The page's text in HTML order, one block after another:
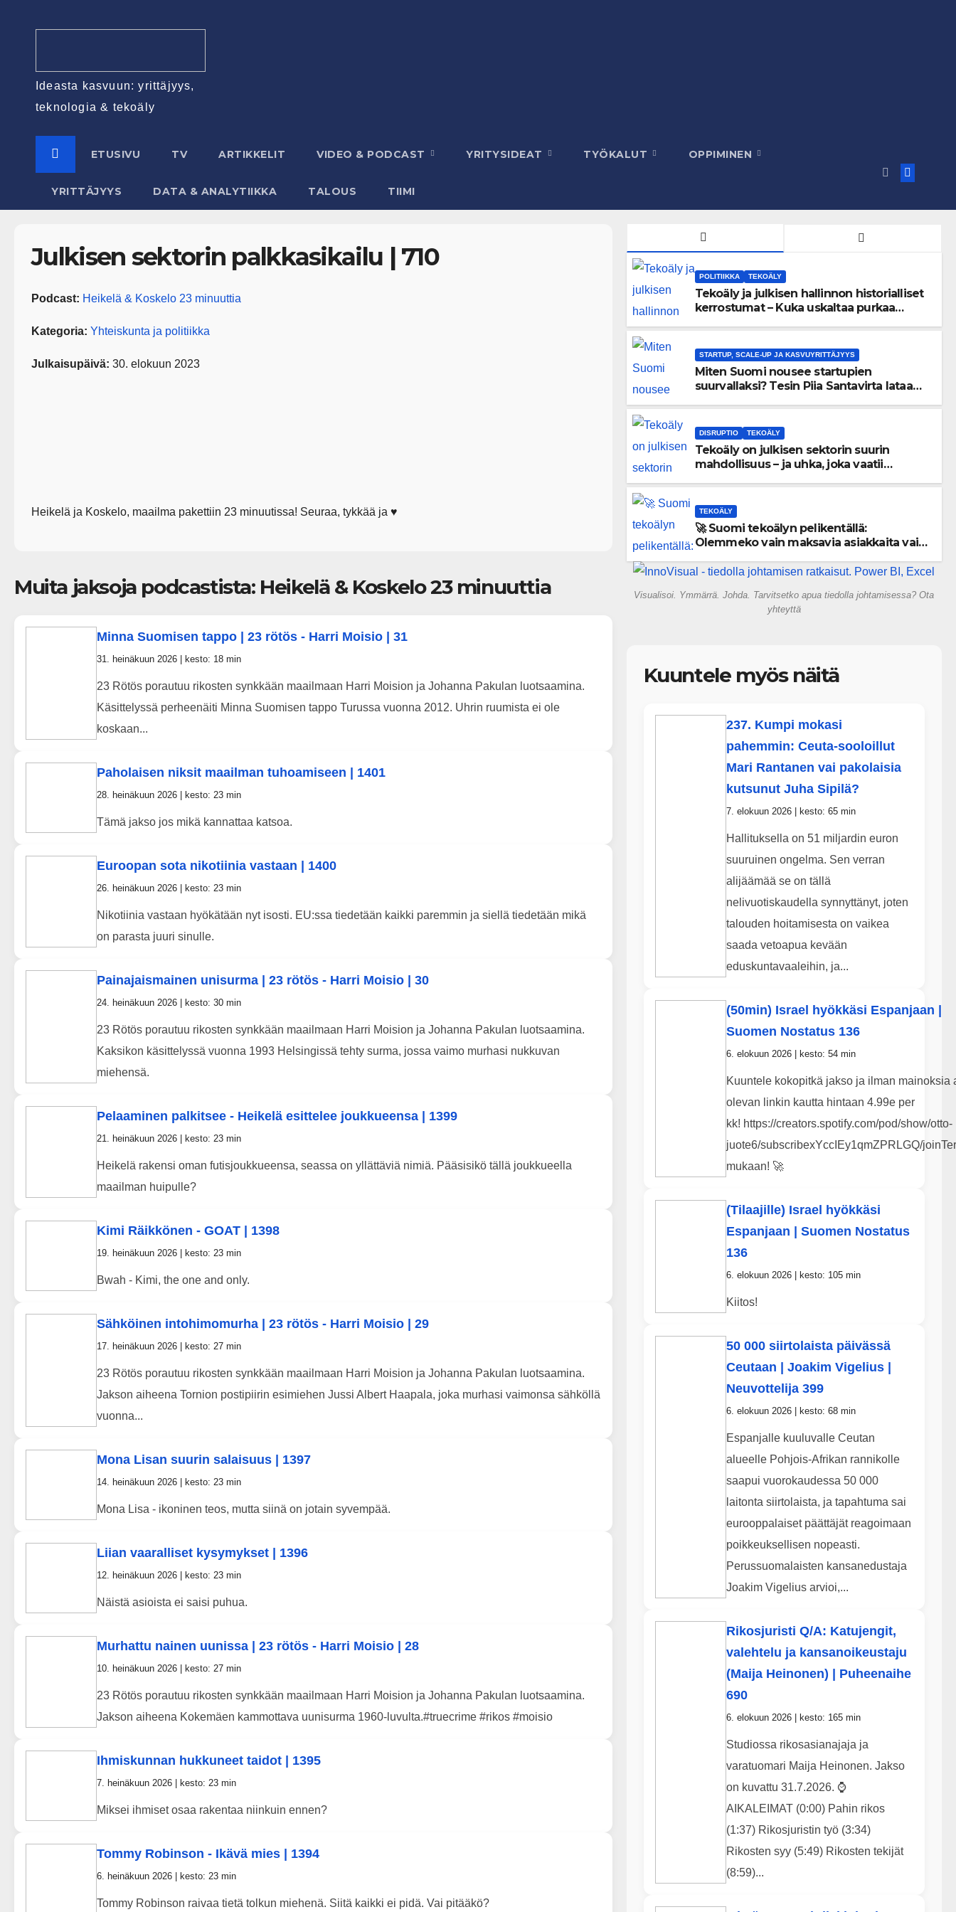
Ideasta kasvuun: yrittäjyys,
teknologia & tekoäly
ETUSIVU TV ARTIKKELIT VIDEO & PODCAST YRITYSIDEAT TYÖKALUT OPPIMINEN
YRITTÄJYYS DATA & ANALYTIIKKA TALOUS TIIMI
Julkisen sektorin palkkasikailu | 710
Podcast: Heikelä & Koskelo 23 minuuttia
Kategoria: Yhteiskunta ja politiikka
Julkaisupäivä: 30. elokuun 2023
Heikelä ja Koskelo, maailma pakettiin 23 minuutissa! Seuraa, tykkää ja ♥️
Muita jaksoja podcastista: Heikelä & Koskelo 23 minuuttia
Minna Suomisen tappo | 23 rötös - Harri Moisio | 31
31. heinäkuun 2026 | kesto: 18 min
23 Rötös porautuu rikosten synkkään maailmaan Harri Moision ja Johanna Pakulan luotsaamina.
Käsittelyssä perheenäiti Minna Suomisen tappo Turussa vuonna 2012. Uhrin ruumista ei ole
koskaan...
Paholaisen niksit maailman tuhoamiseen | 1401
28. heinäkuun 2026 | kesto: 23 min
Tämä jakso jos mikä kannattaa katsoa.
Euroopan sota nikotiinia vastaan | 1400
26. heinäkuun 2026 | kesto: 23 min
Nikotiinia vastaan hyökätään nyt isosti. EU:ssa tiedetään kaikki paremmin ja siellä tiedetään mikä
on parasta juuri sinulle.
Painajaismainen unisurma | 23 rötös - Harri Moisio | 30
24. heinäkuun 2026 | kesto: 30 min
23 Rötös porautuu rikosten synkkään maailmaan Harri Moision ja Johanna Pakulan luotsaamina.
Kaksikon käsittelyssä vuonna 1993 Helsingissä tehty surma, jossa vaimo murhasi nukkuvan
miehensä.
Pelaaminen palkitsee - Heikelä esittelee joukkueensa | 1399
21. heinäkuun 2026 | kesto: 23 min
Heikelä rakensi oman futisjoukkueensa, seassa on yllättäviä nimiä. Pääsisikö tällä joukkueella
maailman huipulle?
Kimi Räikkönen - GOAT | 1398
19. heinäkuun 2026 | kesto: 23 min
Bwah - Kimi, the one and only.
Sähköinen intohimomurha | 23 rötös - Harri Moisio | 29
17. heinäkuun 2026 | kesto: 27 min
23 Rötös porautuu rikosten synkkään maailmaan Harri Moision ja Johanna Pakulan luotsaamina.
Jakson aiheena Tornion postipiirin esimiehen Jussi Albert Haapala, joka murhasi vaimonsa sähköllä
vuonna...
Mona Lisan suurin salaisuus | 1397
14. heinäkuun 2026 | kesto: 23 min
Mona Lisa - ikoninen teos, mutta siinä on jotain syvempää.
Liian vaaralliset kysymykset | 1396
12. heinäkuun 2026 | kesto: 23 min
Näistä asioista ei saisi puhua.
Murhattu nainen uunissa | 23 rötös - Harri Moisio | 28
10. heinäkuun 2026 | kesto: 27 min
23 Rötös porautuu rikosten synkkään maailmaan Harri Moision ja Johanna Pakulan luotsaamina.
Jakson aiheena Kokemäen kammottava uunisurma 1960-luvulta.#truecrime #rikos #moisio
Ihmiskunnan hukkuneet taidot | 1395
7. heinäkuun 2026 | kesto: 23 min
Miksei ihmiset osaa rakentaa niinkuin ennen?
Tommy Robinson - Ikävä mies | 1394
6. heinäkuun 2026 | kesto: 23 min
Tommy Robinson raivaa tietä tolkun miehenä. Siitä kaikki ei pidä. Vai pitääkö?
POLITIIKKA TEKOÄLY
Tekoäly ja julkisen hallinnon historialliset
kerrostumat – Kuka uskaltaa purkaa
STARTUP, SCALE-UP JA KASVUYRITTÄJYYS
Miten Suomi nousee startupien
suurvallaksi? Tesin Piia Santavirta lataa
DISRUPTIO TEKOÄLY
Tekoäly on julkisen sektorin suurin
mahdollisuus – ja uhka, joka vaatii
TEKOÄLY
🚀 Suomi tekoälyn pelikentällä:
Olemmeko vain maksavia asiakkaita vai
gigatehtaan?
Visualisoi. Ymmärrä. Johda. Tarvitsetko apua tiedolla johtamisessa? Ota
yhteyttä
Kuuntele myös näitä
237. Kumpi mokasi
pahemmin: Ceuta-sooloillut
Mari Rantanen vai pakolaisia
kutsunut Juha Sipilä?
7. elokuun 2026 | kesto: 65 min
Hallituksella on 51 miljardin euron
suuruinen ongelma. Sen verran
alijäämää se on tällä
nelivuotiskaudella synnyttänyt, joten
talouden hoitamisesta on vaikea
saada vetoapua kevään
eduskuntavaaleihin, ja...
(50min) Israel hyökkäsi Espanjaan |
Suomen Nostatus 136
6. elokuun 2026 | kesto: 54 min
Kuuntele kokopitkä jakso ja ilman mainoksia
olevan linkin kautta hintaan 4.99e per
kk! https://creators.spotify.com/pod/show/otto-
juote6/subscribexYccIEy1qmZPRLGQ/
mukaan! 🚀
(Tilaajille) Israel hyökkäsi
Espanjaan | Suomen Nostatus
136
6. elokuun 2026 | kesto: 105 min
Kiitos!
50 000 siirtolaista päivässä
Ceutaan | Joakim Vigelius |
Neuvottelija 399
6. elokuun 2026 | kesto: 68 min
Espanjalle kuuluvalle Ceutan
alueelle Pohjois-Afrikan rannikolle
saapui vuorokaudessa 50 000
laitonta siirtolaista, ja tapahtuma sai
eurooppalaiset päättäjät reagoimaan
poikkeuksellisen nopeasti.
Perussuomalaisten kansanedustaja
Joakim Vigelius arvioi,...
Rikosjuristi Q/A: Katujengit,
valehtelu ja kansanoikeustaju
(Maija Heinonen) | Puheenaihe
690
6. elokuun 2026 | kesto: 165 min
Studiossa rikosasianajaja ja
varatuomari Maija Heinonen. Jakso
on kuvattu 31.7.2026. ⌚
AIKALEIMAT (0:00) Pahin rikos
(1:37) Rikosjuristin työ (3:34)
Rikosten syy (5:49) Rikosten tekijät
(8:59)...